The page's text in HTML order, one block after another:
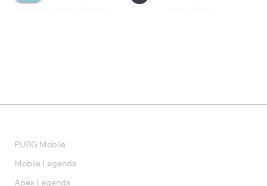
PUBG Mobile
Mobile Legends
Apex Legends